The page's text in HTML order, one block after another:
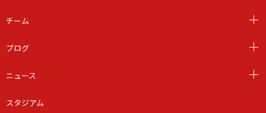
チーム
ブログ
ニュース
スタジアム